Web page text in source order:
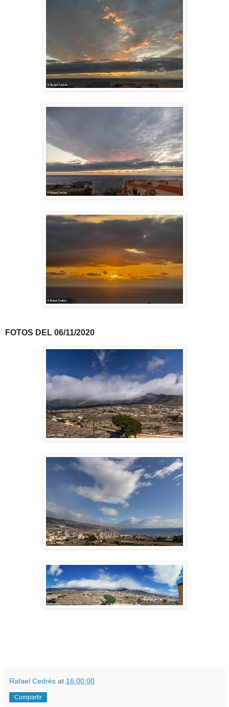
FOTOS DEL 06/11/2020
Rafael Cedrés at 16:00:00
Compartir